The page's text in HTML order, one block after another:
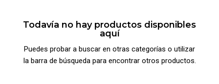
Todavía no hay productos disponibles
aquí
Puedes probar a buscar en otras categorías o utilizar
la barra de búsqueda para encontrar otros productos.